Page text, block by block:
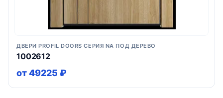
ДВЕРИ PROFIL DOORS СЕРИЯ NA ПОД ДЕРЕВО
1002612
от 49225 ₽